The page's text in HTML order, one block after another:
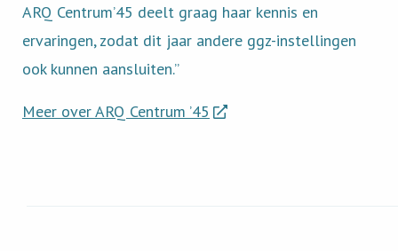
ARQ Centrum’45 deelt graag haar kennis en
ervaringen, zodat dit jaar andere ggz-instellingen
ook kunnen aansluiten.”
Meer over ARQ Centrum ’45